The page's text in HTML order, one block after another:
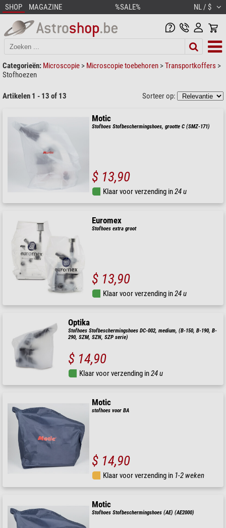
SHOP MAGAZINE %SALE% NL / $
Categorieën: Microscopie > Microscopie toebehoren >Transportkoffers >
Stofhoezen
Artikelen 1 - 13 of 13 Sorteer op:
Motic
Stofhoes Stofbeschermingshoes, grootte C (SMZ-171)
$ 13,90
Klaar voor verzending in24 u
Euromex
Stofhoes extra groot
$ 13,90
Klaar voor verzending in24 u
Optika
Stofhoes Stofbeschermingshoes DC-002, medium, (B-150, B-190, B-
290, SZM, SZN, SZP serie)
$ 14,90
Klaar voor verzending in24 u
Motic
stofhoes voor BA
$ 14,90
Klaar voor verzending in 1-2 weken
Motic
Stofhoes Stofbeschermingshoes (AE) (AE2000)